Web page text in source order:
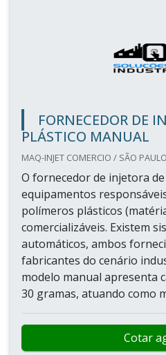
FORNECEDOR DE
PLÁSTICO MANUAL
MAQ-INJET COMERCIO / SÃO
O fornecedor de injetora
equipamentos
polímeros plásticos
comercializáveis. Existem
automáticos, ambos
fabricantes do cenário
modelo manual apresenta
30 gramas, atuando como
Cotar